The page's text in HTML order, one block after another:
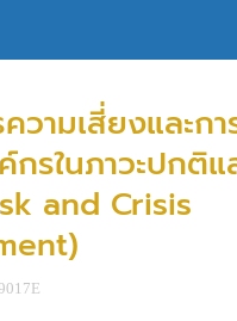
วามเสี่ยงและกา
รในภาวะปกติแ
and Crisis